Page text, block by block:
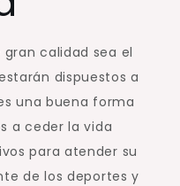
calidad sea el
dispuestos a
una buena forma
a ceder la vida
para atender su
de los deportes y